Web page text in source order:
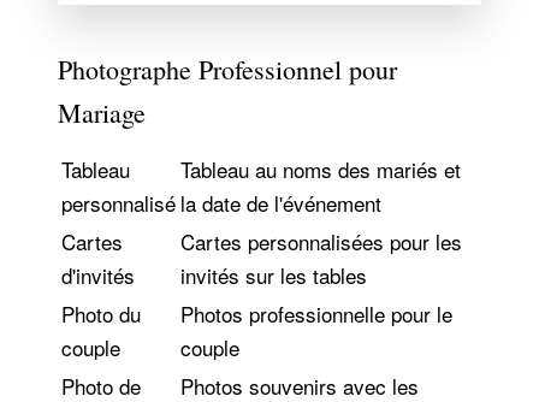
Photographe Professionnel pour
Mariage
Tableau
personnalisé
Tableau au noms des mariés et
la date de l'événement
Cartes
d'invités
Cartes personnalisées pour les
invités sur les tables
Photo du
couple
Photos professionnelle pour le
couple
Photo de
Photos souvenirs avec les